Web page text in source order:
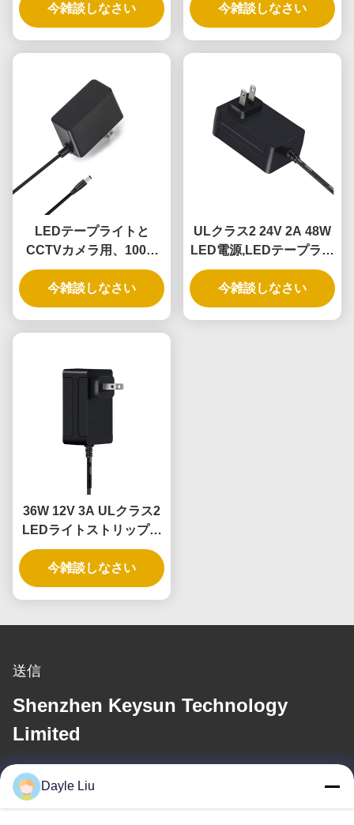
今雑談しなさい
ー（3年保証）
今雑談しなさい
LEDテープライトと
CCTVカメラ用、100%
PC素材を使用した24W
100-240V AC電源
今雑談しなさい
ULクラス2 24V 2A 48W
LED電源,LEDテープライ
トのための100-240V入力
今雑談しなさい
36W 12V 3A ULクラス2
LEDライトストリップ用
電源アダプター、3年保
証、安全な低電圧
今雑談しなさい
送信
Shenzhen Keysun Technology
Limited
電子メール
dayle@keysuntech.com
Dayle Liu